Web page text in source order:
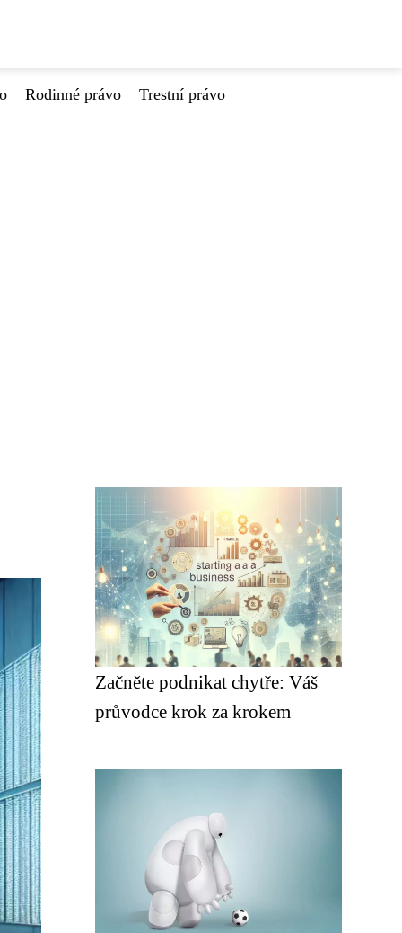
Rodinné právo
Trestní právo
Začněte podnikat chytře: Váš
průvodce krok za krokem